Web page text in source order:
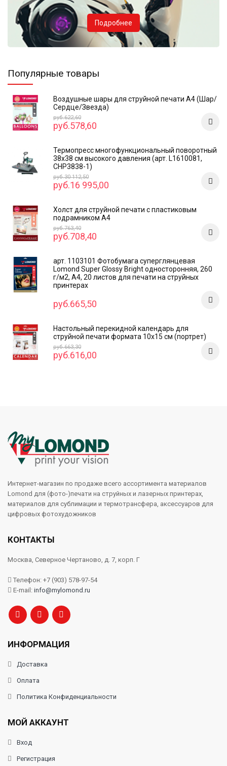
Подробнее
Популярные товары
Воздушные шары для струйной печати А4 (Шар/
Сердце/Звезда)
руб.622,60
руб.578,60
Термопресс многофункциональный поворотный
38х38 см высокого давления (арт. L1610081,
CHP3838-1)
руб.30 112,50
руб.16 995,00
Холст для струйной печати с пластиковым
подрамником А4
руб.763,40
руб.708,40
арт. 1103101 Фотобумага суперглянцевая
Lomond Super Glossy Bright односторонняя, 260
г/м2, А4, 20 листов для печати на струйных
принтерах
руб.665,50
Настольный перекидной календарь для
струйной печати формата 10x15 см (портрет)
руб.663,30
руб.616,00
Интернет-магазин по продаже всего ассортимента материалов
Lomond для (фото-)печати на струйных и лазерных принтерах,
материалов для сублимации и термотрансфера, аксессуаров для
цифровых фотохудожников
КОНТАКТЫ
Москва, Северное Чертаново, д. 7, корп. Г
Телефон: +7 (903) 578-97-54
E-mail: info@mylomond.ru
ИНФОРМАЦИЯ
Доставка
Оплата
Политика Конфиденциальности
МОЙ АККАУНТ
Вход
Регистрация